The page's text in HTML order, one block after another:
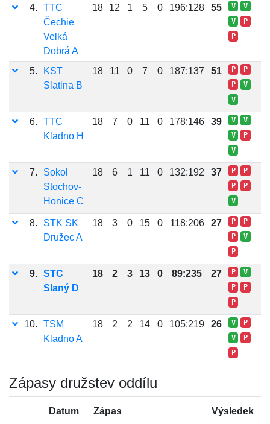
4.
TTC
Čechie
Velká
Dobrá A
18 12 1 5 0 196:128 55 V
V
V
P
P
5.
KST
Slatina B
18 11 0 7 0 187:137 51 P
P
P
V
V
6.
TTC
Kladno H
18 7 0 11 0 178:146 39 V
V
V
P
V
7.
Sokol
Stochov-
Honice C
18 6 1 11 0 132:192 37 P
P
P
P
V
8.
STK SK
Družec A
18 3 0 15 0 118:206 27 P
P
P
V
P
9. STC
Slaný D
18 2 3 13 0 89:235 27 P
V
P
P
P
10.
TSM
Kladno A
18 2 2 14 0 105:219 26 V
P
V
P
P
Zápasy družstev oddílu
Datum Zápas Výsledek